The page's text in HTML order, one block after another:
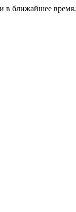
в ближайшее время.